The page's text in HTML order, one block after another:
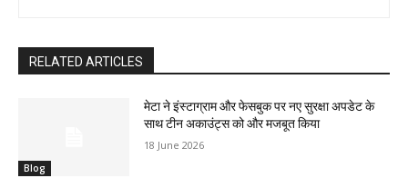
RELATED ARTICLES
Blog
मेटा ने इंस्टाग्राम और फेसबुक पर नए सुरक्षा अपडेट के
साथ टीन अकाउंट्स को और मजबूत किया
18 June 2026